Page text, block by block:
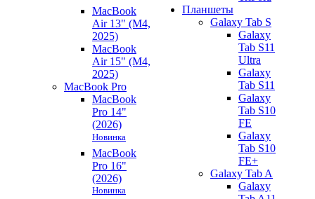
MacBook
Air 13" (M4,
2025)
MacBook
Air 15" (M4,
2025)
MacBook Pro
MacBook
Pro 14"
(2026)
Новинка
MacBook
Pro 16"
(2026)
Новинка
Планшеты
Galaxy Tab S
Galaxy
Tab S11
Ultra
Galaxy
Tab S11
Galaxy
Tab S10
FE
Galaxy
Tab S10
FE+
Galaxy Tab A
Galaxy